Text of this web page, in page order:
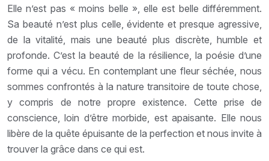
Elle n’est pas « moins belle », elle est belle différemment.
Sa beauté n’est plus celle, évidente et presque agressive,
de la vitalité, mais une beauté plus discrète, humble et
profonde. C’est la beauté de la résilience, la poésie d’une
forme qui a vécu. En contemplant une fleur séchée, nous
sommes confrontés à la nature transitoire de toute chose,
y compris de notre propre existence. Cette prise de
conscience, loin d’être morbide, est apaisante. Elle nous
libère de la quête épuisante de la perfection et nous invite à
trouver la grâce dans ce qui est.